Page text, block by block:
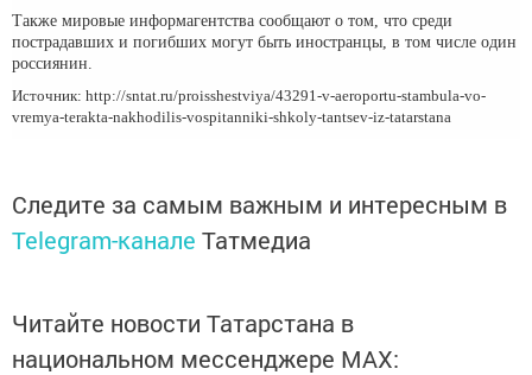
Также мировые информагентства сообщают о том, что среди
пострадавших и погибших могут быть иностранцы, в том числе один
россиянин.
Источник: http://sntat.ru/proisshestviya/43291-v-aeroportu-stambula-vo-
vremya-terakta-nakhodilis-vospitanniki-shkoly-tantsev-iz-tatarstana
Следите за самым важным и интересным в
Telegram-канале Татмедиа
Читайте новости Татарстана в
национальном мессенджере MАХ: